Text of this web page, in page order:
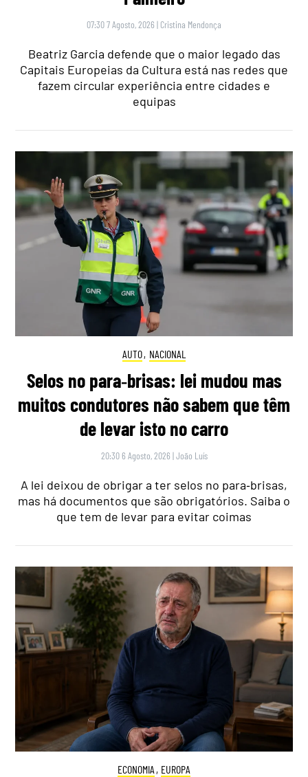
07:30 7 Agosto, 2026 | Cristina Mendonça
Beatriz Garcia defende que o maior legado das
Capitais Europeias da Cultura está nas redes que
fazem circular experiência entre cidades e
equipas
AUTO, NACIONAL
Selos no para‑brisas: lei mudou mas
muitos condutores não sabem que têm
de levar isto no carro
20:30 6 Agosto, 2026 |João Luís
A lei deixou de obrigar a ter selos no para‑brisas,
mas há documentos que são obrigatórios. Saiba o
que tem de levar para evitar coimas
ECONOMIA , EUROPA